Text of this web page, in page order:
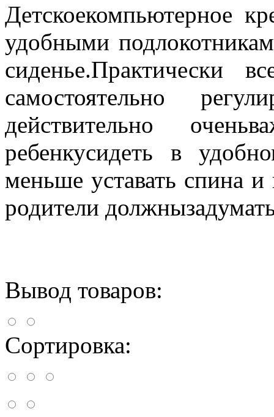
Детскоекомпьютерное
удобными
сиденье.Практически
самостоятельно
действительно
ребенкусидеть в
меньше уставать спина
родители
Вывод товаров:
Сортировка: